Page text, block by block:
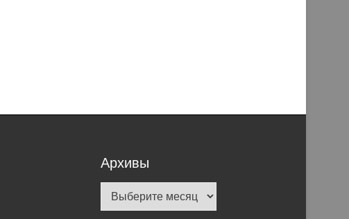
Архивы
Архивы